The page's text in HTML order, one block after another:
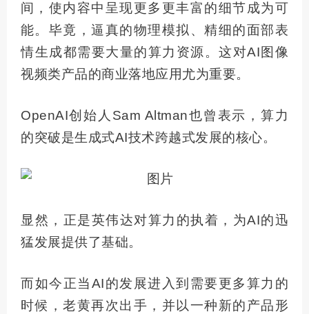
间，使内容中呈现更多更丰富的细节成为可
能。毕竟，逼真的物理模拟、精细的面部表
情生成都需要大量的算力资源。这对AI图像
视频类产品的商业落地应用尤为重要。
OpenAI创始人Sam Altman也曾表示，算力
的突破是生成式AI技术跨越式发展的核心。
显然，正是英伟达对算力的执着，为AI的迅
猛发展提供了基础。
而如今正当AI的发展进入到需要更多算力的
时候，老黄再次出手，并以一种新的产品形